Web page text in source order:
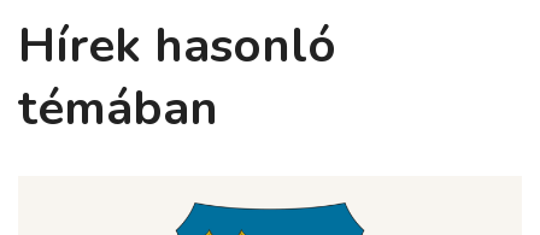
Hírek hasonló
témában